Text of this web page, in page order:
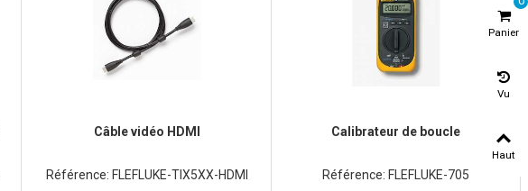
Câble vidéo HDMI
Référence: FLEFLUKE-TIX5XX-HDMI
Calibrateur de boucle
Référence: FLEFLUKE-705
Panier
Vu
Haut